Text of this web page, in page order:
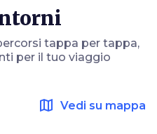
tappa per tappa,
per il tuo viaggio
map Vedi su mappa